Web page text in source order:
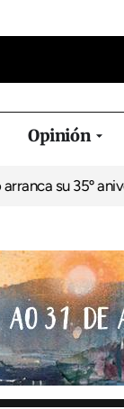
Opinión
35º aniversario